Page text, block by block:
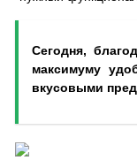
Сегодня,
максимуму
вкусовыми